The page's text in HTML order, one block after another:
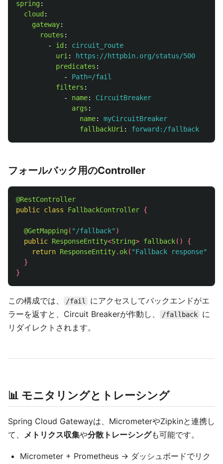
spring:
cloud :
gateway:
routes :
-
id :
circuit_route
uri :
https://httpbin.org/status/500
predicates :
-
Path=/fail
filters :
-
name:
CircuitBreaker
args :
name:
myCircuitBreaker
fallbackUri : forward:/fallback
フォールバック用のController
@RestController
public class FallbackController {
@GetMapping( "/fallback" )
public ResponseEntity<String> fallback()
{
return ResponseEntity. ok( "Fallback response"
}
}
この構成では、 /fail
にアクセスしてバックエンドがエ
ラーを返すと、Circuit Breakerが作動し、
/fallback
に
リダイレクトされます。
📊 モニタリングとトレーシング
Spring Cloud Gatewayは、MicrometerやZipkinと連携し
て、 メトリクス収集や分散トレーシングも可能です。
Micrometer + Prometheus → ダッシュボードでリク